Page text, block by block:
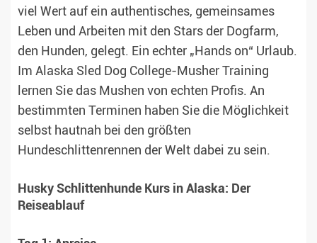
viel Wert auf ein authentisches, gemeinsames
Leben und Arbeiten mit den Stars der Dogfarm,
den Hunden, gelegt. Ein echter „Hands on“ Urlaub.
Im Alaska Sled Dog College-Musher Training
lernen Sie das Mushen von echten Profis. An
bestimmten Terminen haben Sie die Möglichkeit
selbst hautnah bei den größten
Hundeschlittenrennen der Welt dabei zu sein.
Husky Schlittenhunde Kurs in Alaska: Der
Reiseablauf